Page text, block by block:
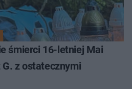
śmierci 16-letniej Mai
z ostatecznymi